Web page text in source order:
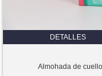
DETALLES
Almohada de